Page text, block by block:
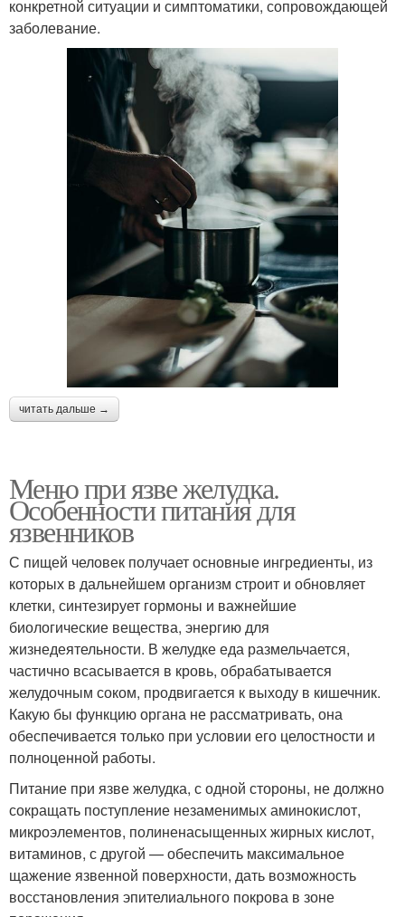
конкретной ситуации и симптоматики, сопровождающей
заболевание.
читать дальше →
Меню при язве желудка.
Особенности питания для
язвенников
С пищей человек получает основные ингредиенты, из
которых в дальнейшем организм строит и обновляет
клетки, синтезирует гормоны и важнейшие
биологические вещества, энергию для
жизнедеятельности. В желудке еда размельчается,
частично всасывается в кровь, обрабатывается
желудочным соком, продвигается к выходу в кишечник.
Какую бы функцию органа не рассматривать, она
обеспечивается только при условии его целостности и
полноценной работы.
Питание при язве желудка, с одной стороны, не должно
сокращать поступление незаменимых аминокислот,
микроэлементов, полиненасыщенных жирных кислот,
витаминов, с другой — обеспечить максимальное
щажение язвенной поверхности, дать возможность
восстановления эпителиального покрова в зоне